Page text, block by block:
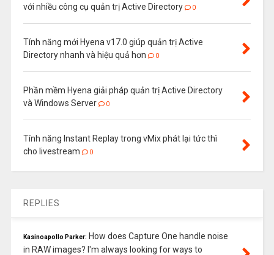
với nhiều công cụ quản trị Active Directory 0
Tính năng mới Hyena v17.0 giúp quản trị Active
Directory nhanh và hiệu quả hơn
0
Phần mềm Hyena giải pháp quản trị Active Directory
và Windows Server
0
Tính năng Instant Replay trong vMix phát lại tức thì
cho livestream
0
REPLIES
Kasinoapollo Parker: How does Capture One handle noise
in RAW images? I'm always looking for ways to